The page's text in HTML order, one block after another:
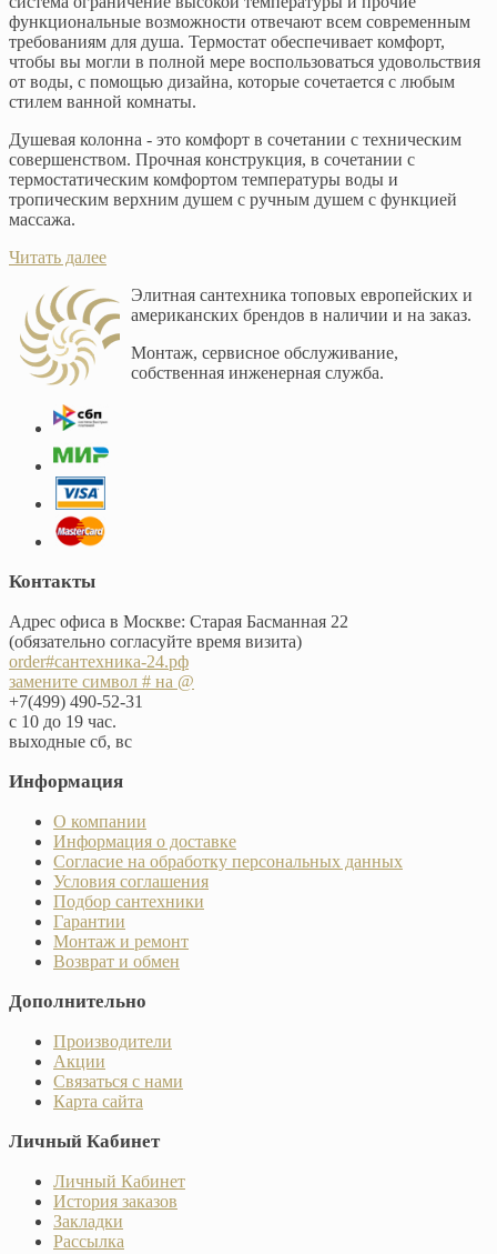
функциональные возможности отвечают всем современным
требованиям для душа. Термостат обеспечивает комфорт,
чтобы вы могли в полной мере воспользоваться удовольствия
от воды, с помощью дизайна, которые сочетается с любым
стилем ванной комнаты.
Душевая колонна - это комфорт в сочетании с техническим
совершенством. Прочная конструкция, в сочетании с
термостатическим комфортом температуры воды и
тропическим верхним душем с ручным душем с функцией
массажа.
Читать далее
Элитная сантехника топовых европейских и
американских брендов в наличии и на заказ.
Монтаж, сервисное обслуживание,
собственная инженерная служба.
Контакты
Адрес офиса в Москве: Старая Басманная 22
(обязательно согласуйте время визита)
order#сантехника-24.рф
замените символ # на @
+7(499) 490-52-31
с 10 до 19 час.
выходные сб, вс
Информация
О компании
Информация о доставке
Согласие на обработку персональных данных
Условия соглашения
Подбор сантехники
Гарантии
Монтаж и ремонт
Возврат и обмен
Дополнительно
Производители
Акции
Связаться с нами
Карта сайта
Личный Кабинет
Личный Кабинет
История заказов
Закладки
Рассылка